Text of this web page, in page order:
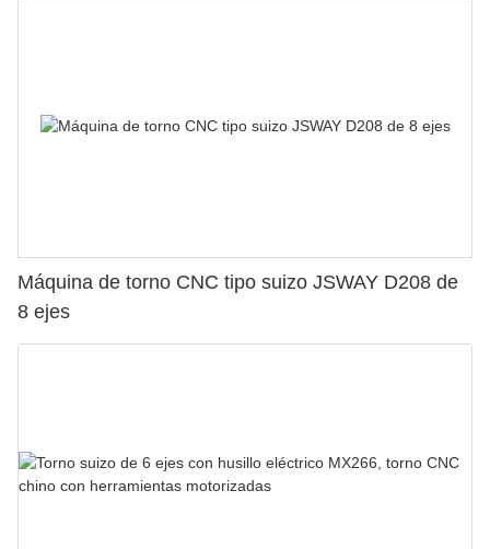
Máquina de torno CNC tipo suizo JSWAY D208 de
8 ejes